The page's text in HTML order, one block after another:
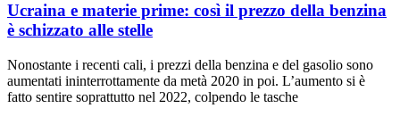
Ucraina e materie prime: così il prezzo della benzina
è schizzato alle stelle
Nonostante i recenti cali, i prezzi della benzina e del gasolio sono
aumentati ininterrottamente da metà 2020 in poi. L’aumento si è
fatto sentire soprattutto nel 2022, colpendo le tasche